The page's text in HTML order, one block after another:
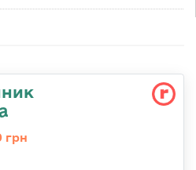
грн